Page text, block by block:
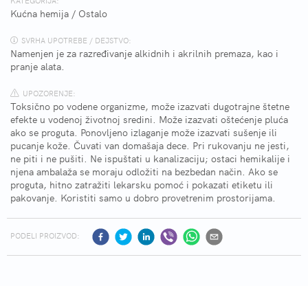
Kućna hemija / Ostalo
SVRHA UPOTREBE / DEJSTVO:
Namenjen je za razređivanje alkidnih i akrilnih premaza, kao i
pranje alata.
UPOZORENJE:
Toksično po vodene organizme, može izazvati dugotrajne štetne
efekte u vodenoj životnoj sredini. Može izazvati oštećenje pluća
ako se proguta. Ponovljeno izlaganje može izazvati sušenje ili
pucanje kože. Čuvati van domašaja dece. Pri rukovanju ne jesti,
ne piti i ne pušiti. Ne ispuštati u kanalizaciju; ostaci hemikalije i
njena ambalaža se moraju odložiti na bezbedan način. Ako se
proguta, hitno zatražiti lekarsku pomoć i pokazati etiketu ili
pakovanje. Koristiti samo u dobro provetrenim prostorijama.
PODELI PROIZVOD: